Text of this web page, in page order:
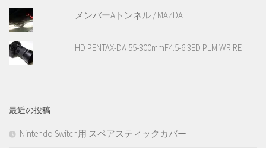
メンバーAトンネル / MAZDA
HD PENTAX-DA 55-300mmF4.5-6.3ED PLM WR RE
最近の投稿
Nintendo Switch用 スペアスティックカバー